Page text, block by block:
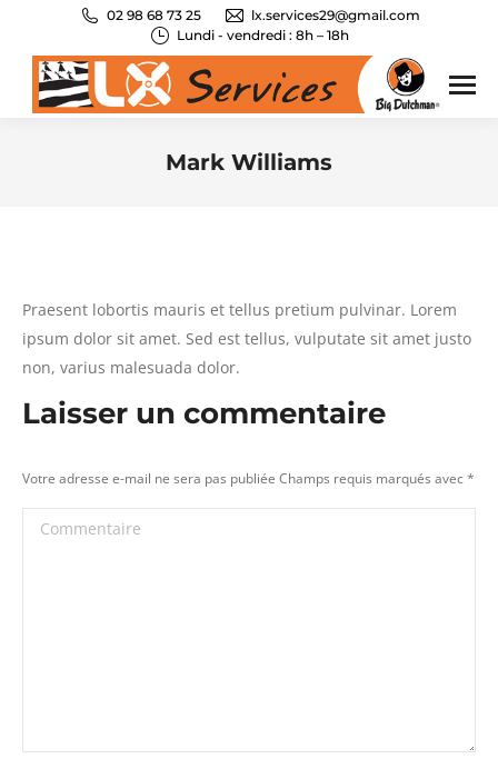
02 98 68 73 25
lx.services29@gmail.com
Lundi - vendredi : 8h – 18h
Mark Williams
Praesent lobortis mauris et tellus pretium pulvinar. Lorem
ipsum dolor sit amet. Sed est tellus, vulputate sit amet justo
non, varius malesuada dolor.
Laisser un commentaire
Votre adresse e-mail ne sera pas publiée Champs requis marqués avec*
Commentaire